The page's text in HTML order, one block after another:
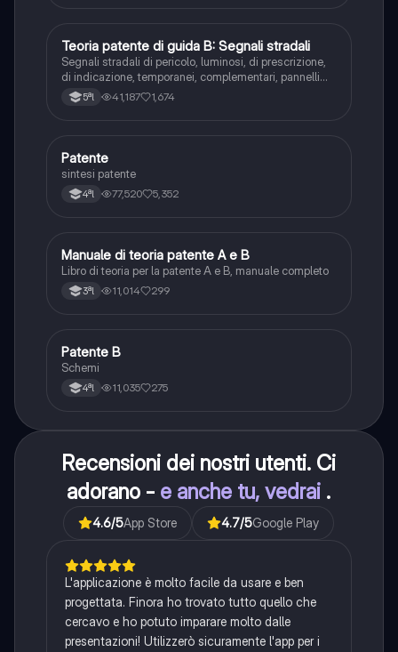
TEd. civ.
Teoria patente di guida B: Segnali stradali
Segnali stradali di pericolo, luminosi, di prescrizione,
di indicazione, temporanei, complementari, pannelli
integrativi, segnaletica orizzontale, segnalazioni
agenti del traffico, distanza di visibilità per l‘arresto,
5ªl 41,187 1,674
PAltro
Patente
sintesi patente
4ªl 77,520 5,352
MItaliano
Manuale di teoria patente A e B
Libro di teoria per la patente A e B, manuale completo
3ªl 11,014 299
PAltro
Patente B
Schemi
4ªl 11,035 275
Recensioni dei nostri utenti. Ci
adorano - e anche tu, vedrai .
4.6/5App Store 4.7/5Google Play
L'applicazione è molto facile da usare e ben
progettata. Finora ho trovato tutto quello che
cercavo e ho potuto imparare molto dalle
presentazioni! Utilizzerò sicuramente l'app per i